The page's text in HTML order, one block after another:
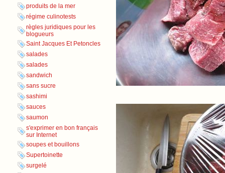
produits de la mer
régime culinotests
règles juridiques pour les
blogueurs
Saint Jacques Et Petoncles
salades
salades
sandwich
sans sucre
sashimi
sauces
saumon
s'exprimer en bon français
sur Internet
soupes et bouillons
Supertoinette
surgelé